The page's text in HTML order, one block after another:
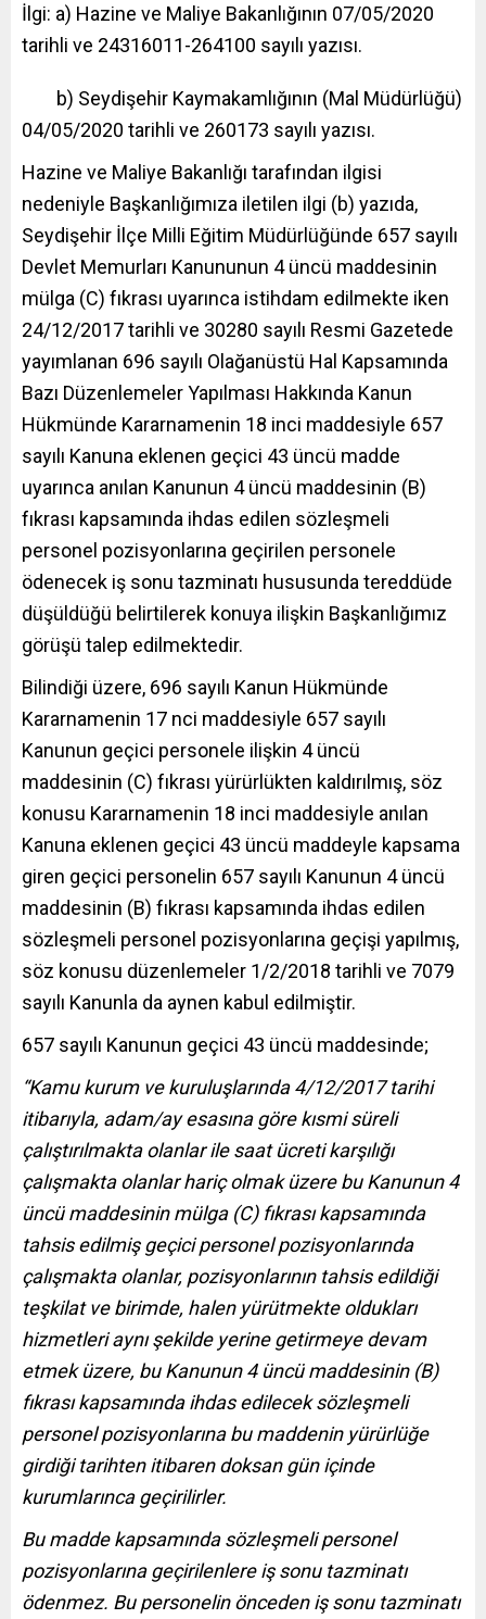
İlgi: a) Hazine ve Maliye Bakanlığının 07/05/2020
tarihli ve 24316011-264100 sayılı yazısı.
b) Seydişehir Kaymakamlığının (Mal Müdürlüğü)
04/05/2020 tarihli ve 260173 sayılı yazısı.
Hazine ve Maliye Bakanlığı tarafından ilgisi
nedeniyle Başkanlığımıza iletilen ilgi (b) yazıda,
Seydişehir İlçe Milli Eğitim Müdürlüğünde 657 sayılı
Devlet Memurları Kanununun 4 üncü maddesinin
mülga (C) fıkrası uyarınca istihdam edilmekte iken
24/12/2017 tarihli ve 30280 sayılı Resmi Gazetede
yayımlanan 696 sayılı Olağanüstü Hal Kapsamında
Bazı Düzenlemeler Yapılması Hakkında Kanun
Hükmünde Kararnamenin 18 inci maddesiyle 657
sayılı Kanuna eklenen geçici 43 üncü madde
uyarınca anılan Kanunun 4 üncü maddesinin (B)
fıkrası kapsamında ihdas edilen sözleşmeli
personel pozisyonlarına geçirilen personele
ödenecek iş sonu tazminatı hususunda tereddüde
düşüldüğü belirtilerek konuya ilişkin Başkanlığımız
görüşü talep edilmektedir.
Bilindiği üzere, 696 sayılı Kanun Hükmünde
Kararnamenin 17 nci maddesiyle 657 sayılı
Kanunun geçici personele ilişkin 4 üncü
maddesinin (C) fıkrası yürürlükten kaldırılmış, söz
konusu Kararnamenin 18 inci maddesiyle anılan
Kanuna eklenen geçici 43 üncü maddeyle kapsama
giren geçici personelin 657 sayılı Kanunun 4 üncü
maddesinin (B) fıkrası kapsamında ihdas edilen
sözleşmeli personel pozisyonlarına geçişi yapılmış,
söz konusu düzenlemeler 1/2/2018 tarihli ve 7079
sayılı Kanunla da aynen kabul edilmiştir.
657 sayılı Kanunun geçici 43 üncü maddesinde;
“Kamu kurum ve kuruluşlarında 4/12/2017 tarihi
itibarıyla, adam/ay esasına göre kısmi süreli
çalıştırılmakta olanlar ile saat ücreti karşılığı
çalışmakta olanlar hariç olmak üzere bu Kanunun 4
üncü maddesinin mülga (C) fıkrası kapsamında
tahsis edilmiş geçici personel pozisyonlarında
çalışmakta olanlar, pozisyonlarının tahsis edildiği
teşkilat ve birimde, halen yürütmekte oldukları
hizmetleri aynı şekilde yerine getirmeye devam
etmek üzere, bu Kanunun 4 üncü maddesinin (B)
fıkrası kapsamında ihdas edilecek sözleşmeli
personel pozisyonlarına bu maddenin yürürlüğe
girdiği tarihten itibaren doksan gün içinde
kurumlarınca geçirilirler.
Bu madde kapsamında sözleşmeli personel
pozisyonlarına geçirilenlere iş sonu tazminatı
ödenmez. Bu personelin önceden iş sonu tazminatı